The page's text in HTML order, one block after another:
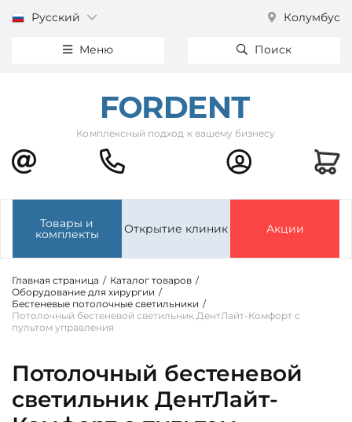
Русский Колумбус
Меню Поиск
Комплексный подход к вашему бизнесу
Товары и
комплекты Открытие клиник Акции
Главная страница / Каталог товаров /
Оборудование для хирургии /
Бестеневые потолочные светильники /
Потолочный бестеневой светильник ДентЛайт-Комфорт с
пультом управления
Потолочный бестеневой
светильник ДентЛайт-